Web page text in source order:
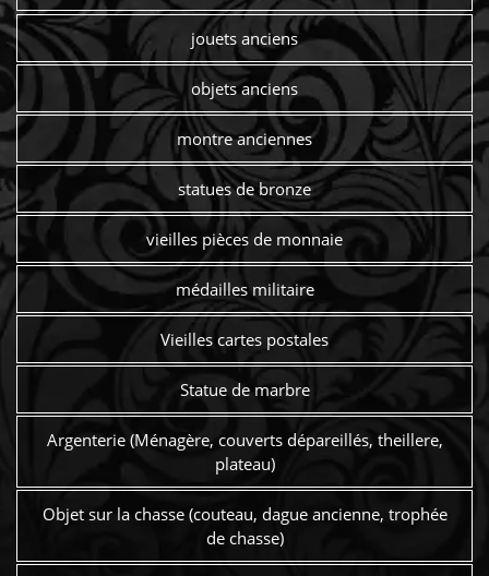
jouets anciens
objets anciens
montre anciennes
statues de bronze
vieilles pièces de monnaie
médailles militaire
Vieilles cartes postales
Statue de marbre
Argenterie (Ménagère, couverts dépareillés, theillere,
plateau)
Objet sur la chasse (couteau, dague ancienne, trophée
de chasse)